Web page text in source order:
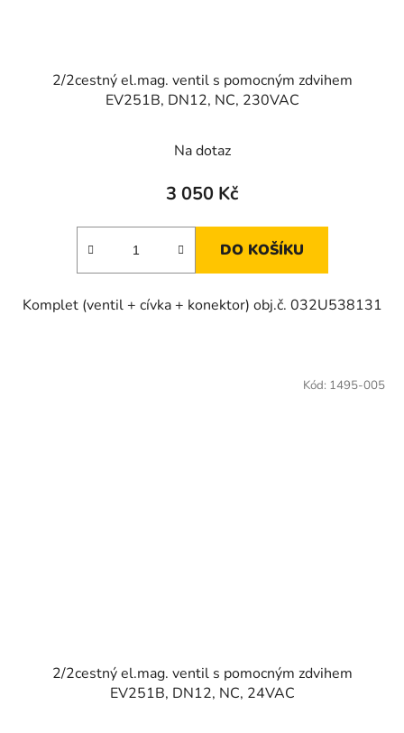
2/2cestný el.mag. ventil s pomocným zdvihem
EV251B, DN12, NC, 230VAC
hodnocení
produktu
3,0
hvězdiček.
Na dotaz
3 050 Kč
DO KOŠÍKU
Komplet (ventil + cívka + konektor) obj.č. 032U538131
2/2cestný el.mag. ventil s pomocným zdvihem
EV251B, DN12, NC, 24VAC
Kód: 1495-005